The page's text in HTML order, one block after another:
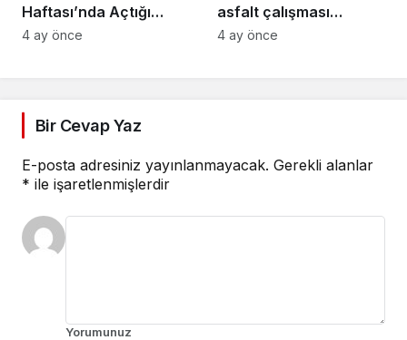
Haftası’nda Açtığı
Stantta Su Tasarrufu
4 ay önce
asfalt çalışması
gerçekleştirilecek
4 ay önce
Bir Cevap Yaz
E-posta adresiniz yayınlanmayacak. Gerekli alanlar
* ile işaretlenmişlerdir
Yorumunuz